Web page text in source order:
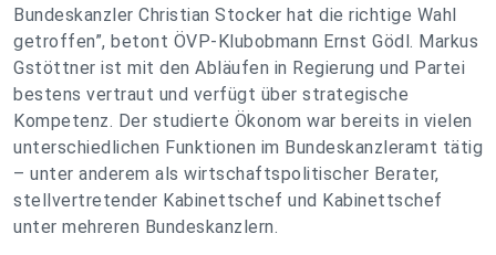
Bundeskanzler Christian Stocker hat die richtige Wahl
getroffen”, betont ÖVP-Klubobmann Ernst Gödl. Markus
Gstöttner ist mit den Abläufen in Regierung und Partei
bestens vertraut und verfügt über strategische
Kompetenz. Der studierte Ökonom war bereits in vielen
unterschiedlichen Funktionen im Bundeskanzleramt tätig
– unter anderem als wirtschaftspolitischer Berater,
stellvertretender Kabinettschef und Kabinettschef
unter mehreren Bundeskanzlern.